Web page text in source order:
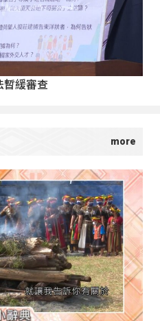
暫緩審查